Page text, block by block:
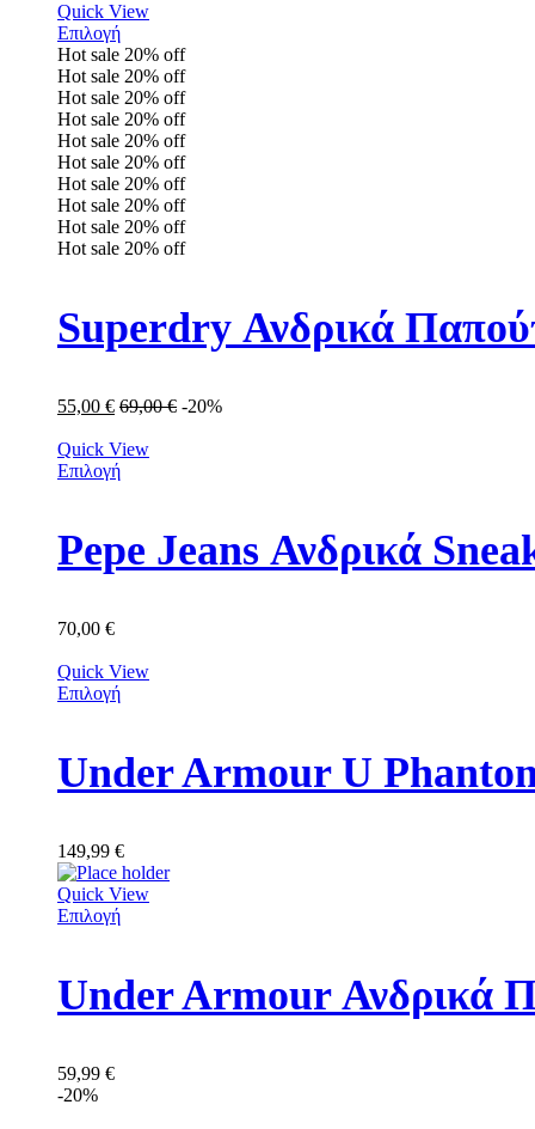
Quick View
Επιλογή
Hot sale 20% off
Hot sale 20% off
Hot sale 20% off
Hot sale 20% off
Hot sale 20% off
Hot sale 20% off
Hot sale 20% off
Hot sale 20% off
Hot sale 20% off
Hot sale 20% off
Superdry Ανδρικά
55,00 € 69,00€ -20%
Quick View
Επιλογή
Pepe Jeans Ανδρικά
70,00 €
Quick View
Επιλογή
149,99 €
Quick View
Επιλογή
Under Armour Ανδρικά
59,99 €
-20%